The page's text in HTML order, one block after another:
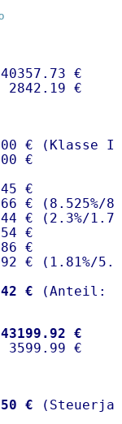
€
€ (Klasse I)
€
€
€ (8.525%/
€ (2.3%/
€
€
€ ( 1.81%/
€
43199.92 €
€